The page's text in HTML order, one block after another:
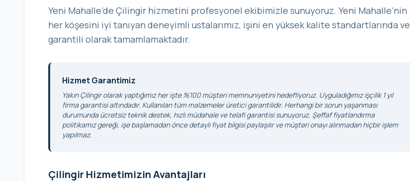
Yeni Mahalle’de Çilingir hizmetini profesyonel ekibimizle sunuyoruz. Yeni Mahalle’nin
her köşesini iyi tanıyan deneyimli ustalarımız, işini en yüksek kalite standartlarında ve
garantili olarak tamamlamaktadır.
Hizmet Garantimiz
Yakın Çilingir olarak yaptığımız her işte %100 müşteri memnuniyetini hedefliyoruz. Uyguladığımız işçilik 1 yıl
firma garantisi altındadır. Kullanılan tüm malzemeler üretici garantilidir. Herhangi bir sorun yaşanması
durumunda ücretsiz teknik destek, hızlı müdahale ve telafi garantisi sunuyoruz. Şeffaf fiyatlandırma
politikamız gereği, işe başlamadan önce detaylı fiyat bilgisi paylaşılır ve müşteri onayı alınmadan hiçbir işlem
yapılmaz.
Çilingir Hizmetimizin Avantajları